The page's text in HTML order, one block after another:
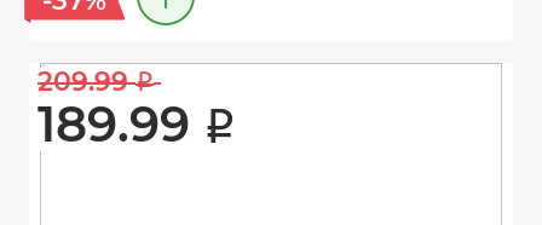
209.99 i
189.99 i